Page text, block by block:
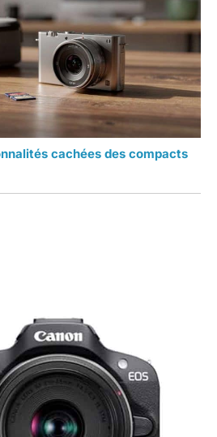
cachées des compacts